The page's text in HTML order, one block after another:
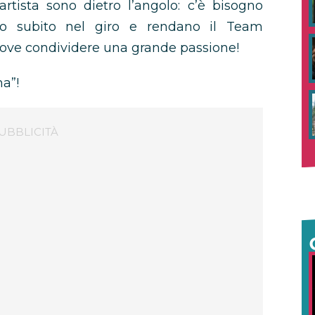
sono dietro l’angolo: c’è bisogno
subito nel giro e rendano il Team
condividere una grande passione!